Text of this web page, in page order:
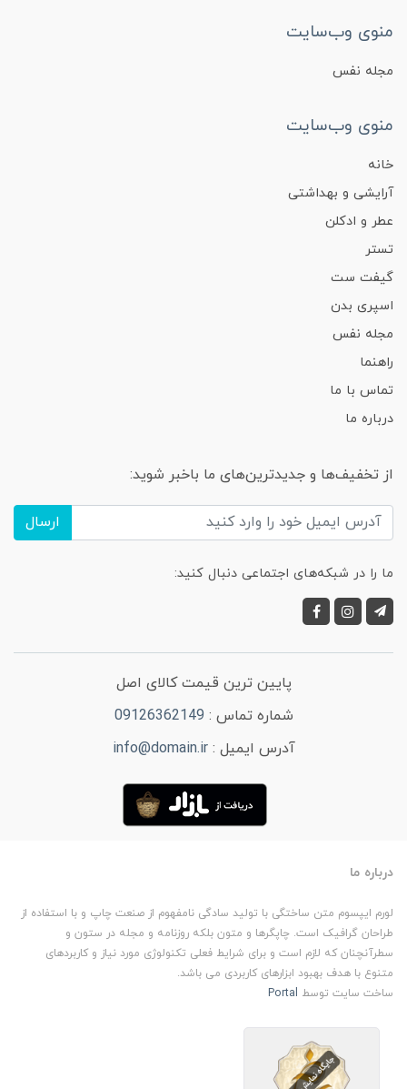
منوی وب‌سایت
مجله نفس
منوی وب‌سایت
خانه
آرایشی و بهداشتی
عطر و ادکلن
تستر
گیفت ست
اسپری بدن
مجله نفس
راهنما
تماس با ما
درباره ما
از تخفیف‌ها و جدیدترین‌های ما باخبر شوید:
ارسال
ما را در شبکه‌های اجتماعی دنبال کنید:
پایین ترین قیمت کالای اصل
شماره تماس : 09126362149
آدرس ایمیل :info@domain.ir
درباره ما
لورم ایپسوم متن ساختگی با تولید سادگی نامفهوم از صنعت چاپ و با استفاده از
طراحان گرافیک است. چاپگرها و متون بلکه روزنامه و مجله در ستون و
سطرآنچنان که لازم است و برای شرایط فعلی تکنولوژی مورد نیاز و کاربردهای
متنوع با هدف بهبود ابزارهای کاربردی می باشد.
ساخت سایت توسط Portal